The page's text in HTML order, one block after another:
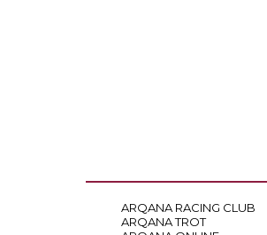
ARQANA RACING CLUB
ARQANA TROT